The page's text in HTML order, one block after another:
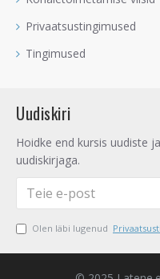
Privaatsustingimused
Tingimused
Uudiskiri
Hoidke end kursis uudiste
uudiskirjaga.
Olen läbi lugenud